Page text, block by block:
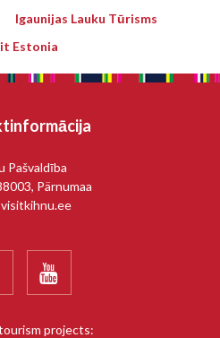
Igaunijas Lauku Tūrisms
Estonia
Pašvaldība
Pärnumaa

projects: